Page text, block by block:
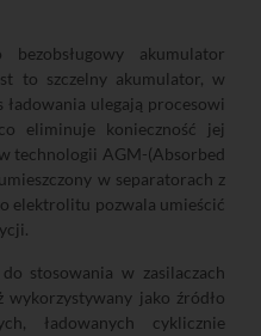
akumulator
to szczelny akumulator, w
ulegają procesowi
eliminuje konieczność jej
technologii AGM-(Absorbed
w separatorach z
elektrolitu pozwala umieścić
stosowania w zasilaczach
jako źródło
ładowanych cyklicznie